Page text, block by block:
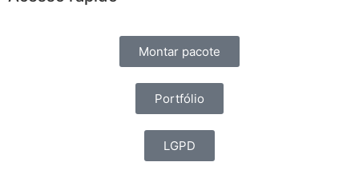
Montar pacote
Portfólio
LGPD